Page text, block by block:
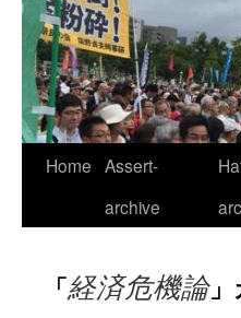
Home Assert-
archive
「経済危機論」